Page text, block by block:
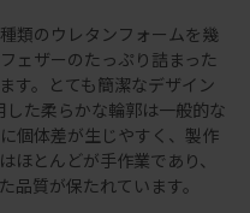
類のウレタンフォームを幾
ェザーのたっぷり詰まった
す。とても簡潔なデザイン
た柔らかな輪郭は一般的な
個体差が生じやすく、製作
ほとんどが手作業であり、
品質が保たれています。